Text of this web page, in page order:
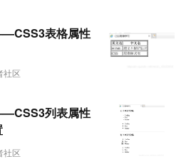
社区
表格属性
社区
列表属性